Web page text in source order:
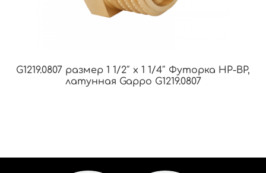
G1219.0807 размер 1 1/2″ х 1 1/4″ Футорка НР-ВР,
латунная Gappo G1219.0807